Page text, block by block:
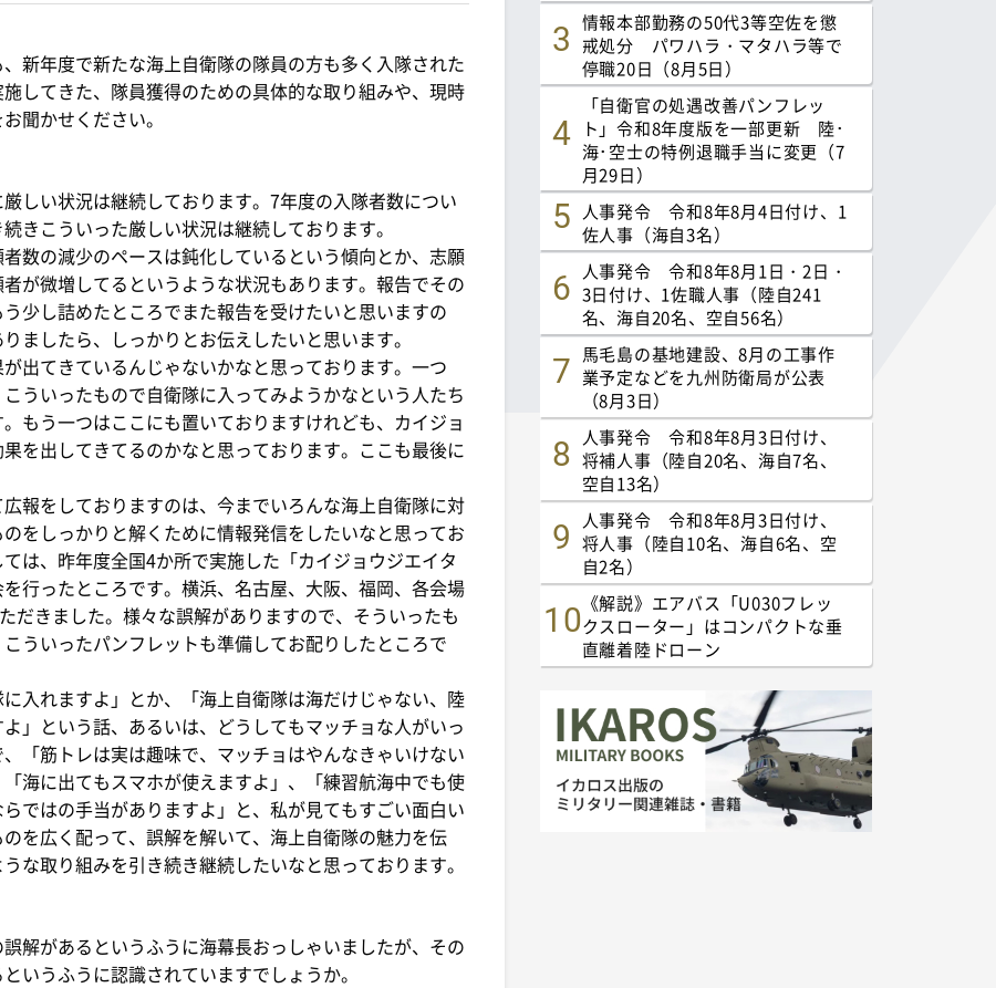
新年度で新たな海上自衛隊の隊員の方も多く入隊された
してきた、隊員獲得のための具体的な取り組みや、現時
聞かせください。
しい状況は継続しております。7年度の入隊者数につい
きこういった厳しい状況は継続しております。
数の減少のペースは鈍化しているという傾向とか、志願
が微増してるというような状況もあります。報告でその
少し詰めたところでまた報告を受けたいと思いますの
ましたら、しっかりとお伝えしたいと思います。
出てきているんじゃないかなと思っております。一つ
ういったもので自衛隊に入ってみようかなという人たち
もう一つはここにも置いておりますけれども、カイジョ
を出してきてるのかなと思っております。ここも最後に
報をしておりますのは、今までいろんな海上自衛隊に対
をしっかりと解くために情報発信をしたいなと思ってお
は、昨年度全国4か所で実施した「カイジョウジエイタ
行ったところです。横浜、名古屋、大阪、福岡、各会場
だきました。様々な誤解がありますので、そういったも
ういったパンフレットも準備してお配りしたところで
入れますよ」とか、「海上自衛隊は海だけじゃない、陸
」という話、あるいは、どうしてもマッチョな人がいっ
「筋トレは実は趣味で、マッチョはやんなきゃいけない
海に出てもスマホが使えますよ」、「練習航海中でも使
ではの手当がありますよ」と、私が見てもすごい面白い
を広く配って、誤解を解いて、海上自衛隊の魅力を伝
な取り組みを引き続き継続したいなと思っております。
解があるというふうに海幕長おっしゃいましたが、その
いうふうに認識されていますでしょうか。
情報本部勤務の50代3等空佐を懲
戒処分 パワハラ・マタハラ等で
停職20日（8月5日）
「自衛官の処遇改善パンフレッ
ト」令和8年度版を一部更新 陸･
海･空士の特例退職手当に変更（7
月29日）
人事発令 令和8年8月4日付け、1
佐人事（海自3名）
人事発令 令和8年8月1日・2日・
3日付け、1佐職人事（陸自241
名、海自20名、空自56名）
馬毛島の基地建設、8月の工事作
業予定などを九州防衛局が公表
（8月3日）
人事発令 令和8年8月3日付け、
将補人事（陸自20名、海自7名、
空自13名）
人事発令 令和8年8月3日付け、
将人事（陸自10名、海自6名、空
自2名）
《解説》エアバス「U030フレッ
クスローター」はコンパクトな垂
直離着陸ドローン